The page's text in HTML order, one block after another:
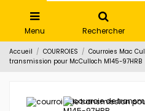
Menu Rechercher
Accueil COURROIES Courroies Mac
transmission pour McCulloch M145-97HRB